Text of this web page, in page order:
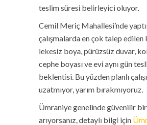
teslim süresi belirleyici oluyor.
Cemil Meriç Mahallesi’nde
çalışmalarda en çok talep edilen
lekesiz boya, pürüzsüz duvar,
cephe boyası ve evi aynı gün
beklentisi. Bu yüzden planlı
uzatmıyor, yarım bırakmıyoruz.
Ümraniye genelinde güvenilir
arıyorsanız, detaylı bilgi için